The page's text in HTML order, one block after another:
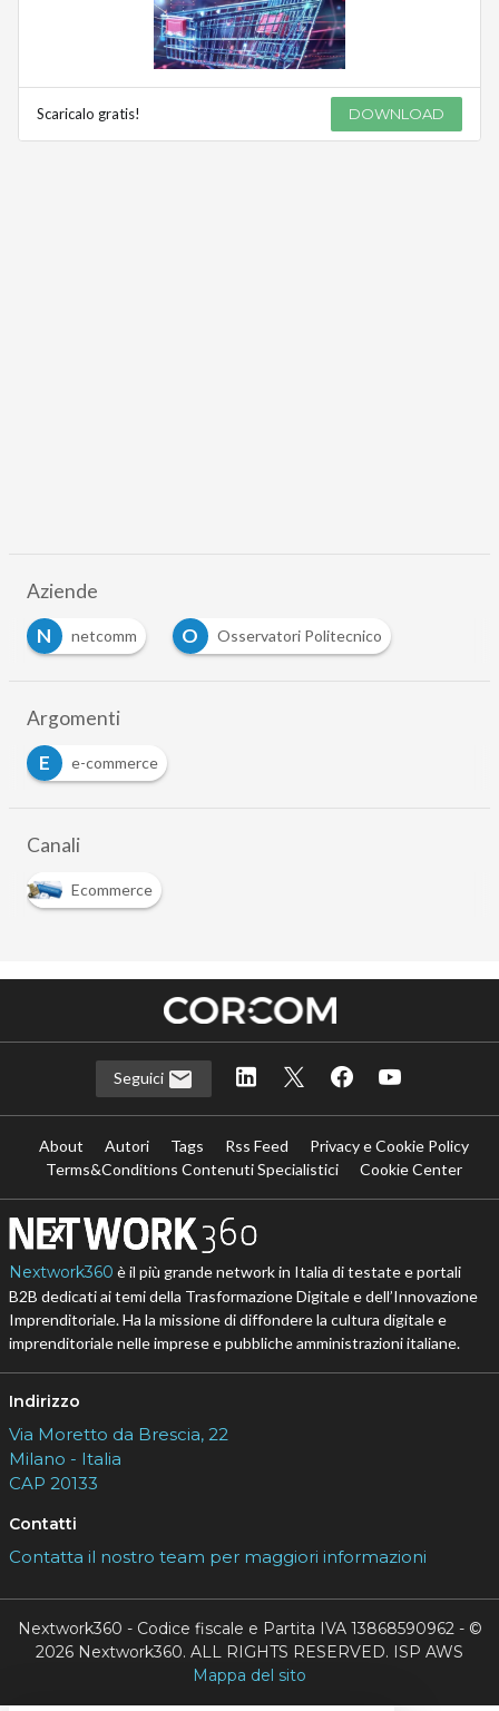
Scaricalo gratis! DOWNLOAD
Aziende
N
netcomm O Osservatori Politecnico
Argomenti
E
e-commerce
Canali
Ecommerce
Seguici
About Autori Tags Rss Feed
Privacy e Cookie Policy
Terms&Conditions Contenuti Specialistici
Cookie Center
Nextwork360 è il più grande network in Italia di testate e portali
B2B dedicati ai temi della Trasformazione Digitale e dell’Innovazione
Imprenditoriale. Ha la missione di diffondere la cultura digitale e
imprenditoriale nelle imprese e pubbliche amministrazioni italiane.
Indirizzo
Via Moretto da Brescia, 22
Milano - Italia
CAP 20133
Contatti
Contatta il nostro team per maggiori informazioni
Nextwork360 - Codice fiscale e Partita IVA 13868590962 - ©
2026 Nextwork360. ALL RIGHTS RESERVED. ISP AWS
Mappa del sito